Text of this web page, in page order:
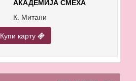
АКАДЕМИЈА СМЕХА
К. Митани
Купи карту